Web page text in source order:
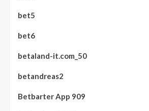
bet5
bet6
betaland-it.com_50
betandreas2
Betbarter App 909